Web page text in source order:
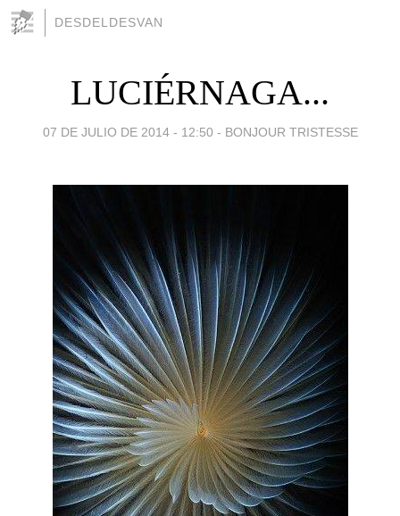
DESDELDESVAN
LUCIÉRNAGA...
07 DE JULIO DE 2014 - 12:50 - BONJOUR TRISTESSE